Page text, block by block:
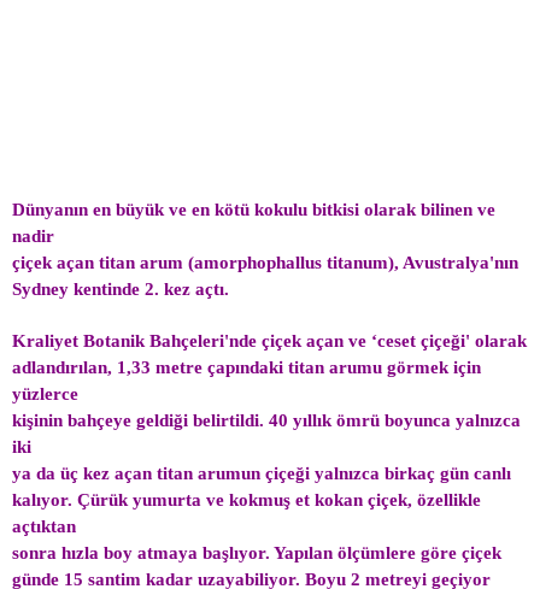
Dünyanın en büyük ve en kötü kokulu bitkisi olarak bilinen ve
nadir
çiçek açan titan arum (amorphophallus titanum), Avustralya'nın
Sydney kentinde 2. kez açtı.
Kraliyet Botanik Bahçeleri'nde çiçek açan ve ‘ceset çiçeği' olarak
adlandırılan, 1,33 metre çapındaki titan arumu görmek için
yüzlerce
kişinin bahçeye geldiği belirtildi. 40 yıllık ömrü boyunca yalnızca
iki
ya da üç kez açan titan arumun çiçeği yalnızca birkaç gün canlı
kalıyor. Çürük yumurta ve kokmuş et kokan çiçek, özellikle
açtıktan
sonra hızla boy atmaya başlıyor. Yapılan ölçümlere göre çiçek
günde 15 santim kadar uzayabiliyor. Boyu 2 metreyi geçiyor